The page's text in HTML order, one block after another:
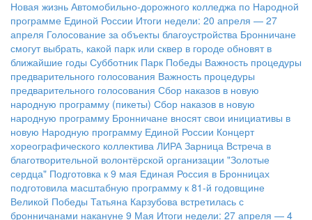
Новая жизнь Автомобильно-дорожного колледжа по Народной
программе Единой России Итоги недели: 20 апреля — 27
апреля Голосование за объекты благоустройства Бронничане
смогут выбрать, какой парк или сквер в городе обновят в
ближайшие годы Субботник Парк Победы Важность процедуры
предварительного голосования Важность процедуры
предварительного голосования Сбор наказов в новую
народную программу (пикеты) Сбор наказов в новую
народную программу Бронничане вносят свои инициативы в
новую Народную программу Единой России Концерт
хореографического коллектива ЛИРА Зарница Встреча в
благотворительной волонтёрской организации "Золотые
сердца" Подготовка к 9 мая Единая Россия в Бронницах
подготовила масштабную программу к 81-й годовщине
Великой Победы Татьяна Карзубова встретилась с
бронничанами накануне 9 Мая Итоги недели: 27 апреля — 4